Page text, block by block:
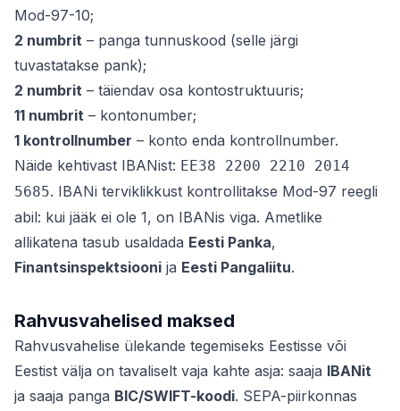
Mod-97-10;
2 numbrit – panga tunnuskood (selle järgi
tuvastatakse pank);
2 numbrit – täiendav osa kontostruktuuris;
11 numbrit – kontonumber;
1 kontrollnumber – konto enda kontrollnumber.
Näide kehtivast IBANist: EE38 2200 2210 2014
5685. IBANi terviklikkust kontrollitakse Mod-97 reegli
abil: kui jääk ei ole 1, on IBANis viga. Ametlike
allikatena tasub usaldada Eesti Panka,
Finantsinspektsiooni ja Eesti Pangaliitu.
Rahvusvahelised maksed
Rahvusvahelise ülekande tegemiseks Eestisse või
Eestist välja on tavaliselt vaja kahte asja: saaja IBANit
ja saaja panga BIC/SWIFT-koodi. SEPA-piirkonnas